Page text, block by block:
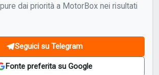
dai priorità a MotorBox nei risultati
Seguici su Telegram
Fonte preferita su Google